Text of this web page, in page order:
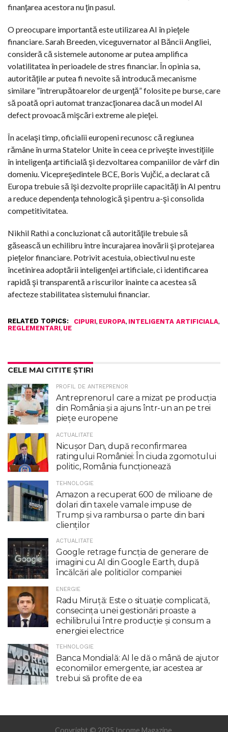
finanţarea acestora nu ţin pasul.
O preocupare importantă este utilizarea AI în pieţele
financiare. Sarah Breeden, viceguvernator al Băncii Angliei,
consideră că sistemele autonome ar putea amplifica
volatilitatea în perioadele de stres financiar. În opinia sa,
autorităţile ar putea fi nevoite să introducă mecanisme
similare ”întrerupătoarelor de urgenţă” folosite pe burse, care
să poată opri automat tranzacţionarea dacă un model AI
defect provoacă mişcări extreme ale pieţei.
În acelaşi timp, oficialii europeni recunosc că regiunea
rămâne în urma Statelor Unite în ceea ce priveşte investiţiile
în inteligenţa artificială şi dezvoltarea companiilor de vârf din
domeniu. Vicepreşedintele BCE, Boris Vujčić, a declarat că
Europa trebuie să îşi dezvolte propriile capacităţi în AI pentru
a reduce dependenţa tehnologică şi pentru a-şi consolida
competitivitatea.
Nikhil Rathi a concluzionat că autorităţile trebuie să
găsească un echilibru între încurajarea inovării şi protejarea
pieţelor financiare. Potrivit acestuia, obiectivul nu este
încetinirea adoptării inteligenţei artificiale, ci identificarea
rapidă şi transparentă a riscurilor înainte ca acestea să
afecteze stabilitatea sistemului financiar.
RELATED TOPICS: CIPURI, EUROPA, INTELIGENTA ARTIFICIALA,
REGLEMENTARI, UE
CELE MAI CITITE ȘTIRI
PROFIL DE ANTREPRENOR
Antreprenorul care a mizat pe producția
din România și a ajuns într-un an pe trei
piețe europene
ACTUALITATE
Nicuşor Dan, după reconfirmarea
ratingului României: În ciuda zgomotului
politic, România funcţionează
TEHNOLOGIE
Amazon a recuperat 600 de milioane de
dolari din taxele vamale impuse de
Trump şi va rambursa o parte din bani
clienţilor
ACTUALITATE
Google retrage funcţia de generare de
imagini cu AI din Google Earth, după
încălcări ale politicilor companiei
ENERGIE
Radu Miruţă: Este o situaţie complicată,
consecinţa unei gestionări proaste a
echilibrului între producţie şi consum a
energiei electrice
TEHNOLOGIE
Banca Mondială: AI le dă o mână de ajutor
economiilor emergente, iar acestea ar
trebui să profite de ea
Copyright © 2025 Income Magazine.